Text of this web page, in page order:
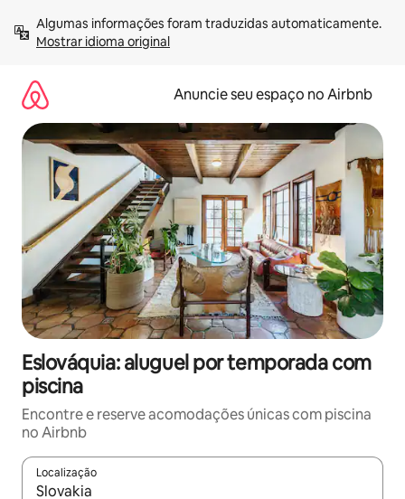
para
Mostrar idioma original
Anuncie seu espaço no Airbnb
Eslováquia: aluguel por temporada com
piscina
Encontre e reserve acomodações únicas com piscina
no Airbnb
Localização
Quando os resultados estiverem disponíveis, explore-os